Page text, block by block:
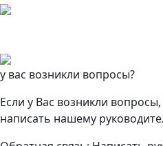
у вас возникли вопросы?
Если у Вас возникли
написать нашему